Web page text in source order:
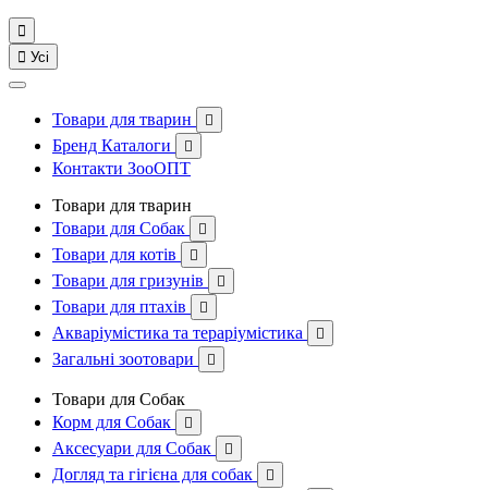

 Усі
Товари для тварин 
Бренд Каталоги 
Контакти ЗооОПТ
Товари для тварин
Товари для Собак

Товари для котів 
Товари для гризунів 
Товари для птахів 
Акваріумістика та тераріумістика 
Загальні зоотовари 
Товари для Собак
Корм для Собак

Аксесуари для Собак 
Догляд та гігієна для собак 